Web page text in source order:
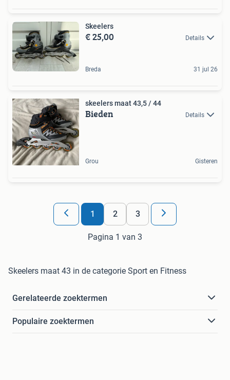
Skeelers
€ 25,00 Details
Breda 31 jul 26
skeelers maat 43,5 / 44
Bieden Details
Grou Gisteren
1 2 3
Pagina 1 van 3
Skeelers maat 43 in de categorie Sport en Fitness
Gerelateerde zoektermen
Populaire zoektermen